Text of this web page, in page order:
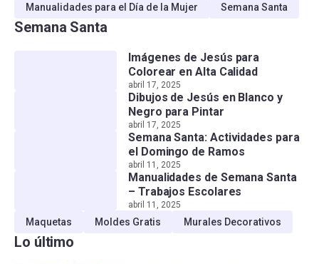
Manualidades para el Día de la Mujer
Semana Santa
Semana Santa
Imágenes de Jesús para
Colorear en Alta Calidad
abril 17, 2025
Dibujos de Jesús en Blanco y
Negro para Pintar
abril 17, 2025
Semana Santa: Actividades para
el Domingo de Ramos
abril 11, 2025
Manualidades de Semana Santa
– Trabajos Escolares
abril 11, 2025
Maquetas Moldes Gratis Murales Decorativos
Lo último